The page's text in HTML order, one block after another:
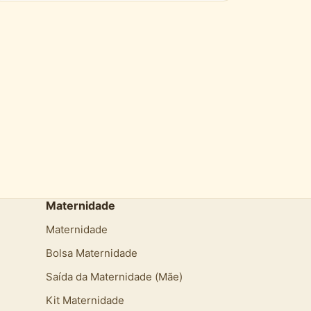
Maternidade
Maternidade
Bolsa Maternidade
Saída da Maternidade (Mãe)
Kit Maternidade